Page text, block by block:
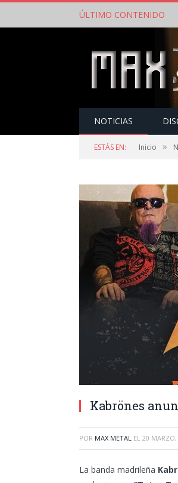
ÚLTIMO CONTENIDO
NOTICIAS
ESTÁS EN: Inicio »
Kabrönes
POR MAX METAL EL 20
La banda madrileña